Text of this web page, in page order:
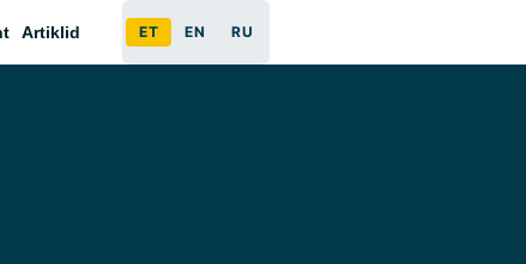
Artiklid ET EN RU